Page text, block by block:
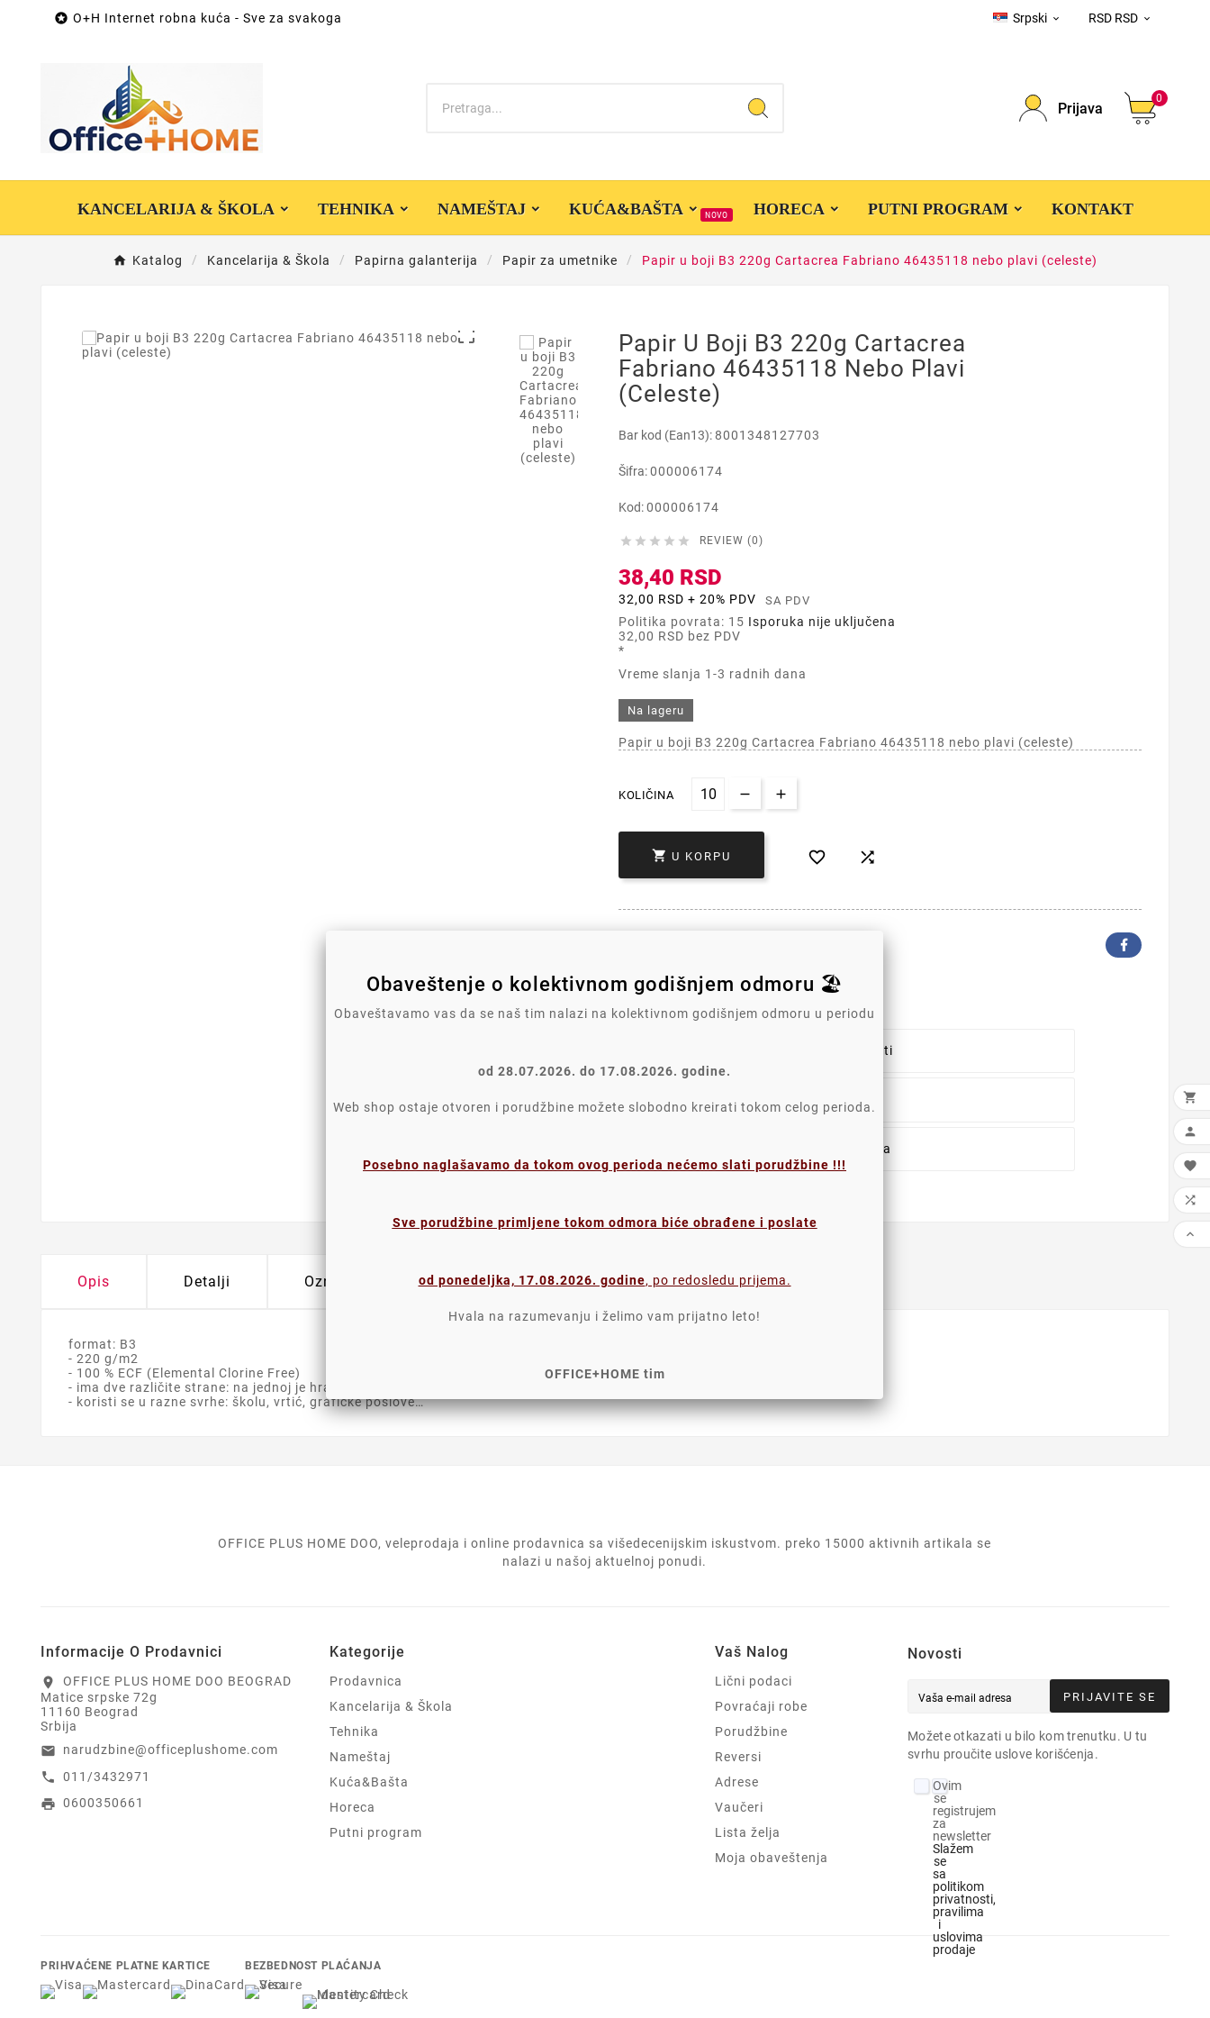
 O+H Internet robna kuća - Sve za svakoga Srpski  RSD RSD 
Prijava
0
KANCELARIJA & ŠKOLA TEHNIKA NAMEŠTAJ KUĆA&BAŠTA NOVO HORECA PUTNI PROGRAM KONTAKT
Katalog Kancelarija & Škola Papirna galanterija Papir za umetnike Papir u boji B3 220g Cartacrea Fabriano 46435118 nebo plavi (celeste)

Papir U Boji B3 220g Cartacrea
Fabriano 46435118 Nebo Plavi
(celeste)
Bar kod (Ean13):8001348127703
Šifra:000006174
Kod:000006174
     REVIEW (0)
38,40 RSD
32,00 RSD + 20% PDV SA PDV
Politika povrata: 15 Isporuka nije uključena
32,00 RSD bez PDV
*
Vreme slanja 1-3 radnih dana
Na lageru
Papir u boji B3 220g Cartacrea Fabriano 46435118 nebo plavi (celeste)
KOLIČINA
 U KORPU  
Write your review
Politika Sigurnosti
Politika Isporuke
Politika Povraćaja
Opis Detalji Oznake Komentari proizvoda
format: B3
- 220 g/m2
- 100 % ECF (Elemental Clorine Free)
- ima dve različite strane: na jednoj je hrapava površina, a na drugoj je glatka
- koristi se u razne svrhe: školu, vrtić, grafičke poslove…
OFFICE PLUS HOME DOO, veleprodaja i online prodavnica sa višedecenijskim iskustvom. preko 15000 aktivnih artikala se
nalazi u našoj aktuelnoj ponudi.
Informacije O Prodavnici
location_on
OFFICE PLUS HOME DOO BEOGRAD
Matice srpske 72g
11160 Beograd
Srbija
email narudzbine@officeplushome.com
call 011/3432971
print 0600350661
Kategorije
Prodavnica
Kancelarija & Škola
Tehnika
Nameštaj
Kuća&Bašta
Horeca
Putni program
Vaš Nalog
Lični podaci
Povraćaji robe
Porudžbine
Reversi
Adrese
Vaučeri
Lista želja
Moja obaveštenja
Novosti
PRIJAVITE SE
Možete otkazati u bilo kom trenutku. U tu
svrhu proučite uslove korišćenja.
Ovim
se
registrujem
za
newsletter
Slažem
se
sa
politikom
privatnosti,
pravilima
i
uslovima
prodaje
PRIHVAĆENE PLATNE KARTICE BEZBEDNOST PLAĆANJA





Obaveštenje o kolektivnom godišnjem odmoru 🏖️
Obaveštavamo vas da se naš tim nalazi na kolektivnom godišnjem odmoru u periodu
od 28.07.2026. do 17.08.2026. godine.
Web shop ostaje otvoren i porudžbine možete slobodno kreirati tokom celog perioda.
Posebno naglašavamo da tokom ovog perioda nećemo slati porudžbine !!!
Sve porudžbine primljene tokom odmora biće obrađene i poslate
od ponedeljka, 17.08.2026. godine, po redosledu prijema.
Hvala na razumevanju i želimo vam prijatno leto!
OFFICE+HOME tim